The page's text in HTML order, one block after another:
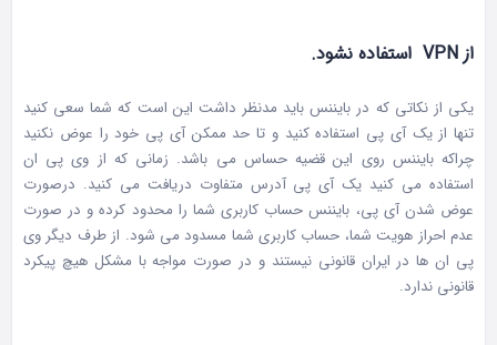
از VPN استفاده نشود.
یکی از نکاتی که در بایننس باید مدنظر داشت این است که شما سعی کنید
تنها از یک آی پی استفاده کنید و تا حد ممکن آی پی خود را عوض نکنید
چراکه بایننس روی این قضیه حساس می باشد. زمانی که از وی پی ان
استفاده می کنید یک آی پی آدرس متفاوت دریافت می کنید. درصورت
عوض شدن آی پی، بایننس حساب کاربری شما را محدود کرده و در صورت
عدم احراز هویت شما، حساب کاربری شما مسدود می شود. از طرف دیگر وی
پی ان ها در ایران قانونی نیستند و در صورت مواجه با مشکل هیچ پیکرد
قانونی ندارد.